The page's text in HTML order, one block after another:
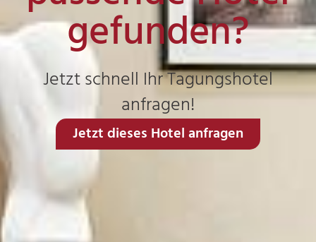
gefunden?
Jetzt schnell Ihr Tagungshotel
anfragen!
Jetzt dieses Hotel anfragen